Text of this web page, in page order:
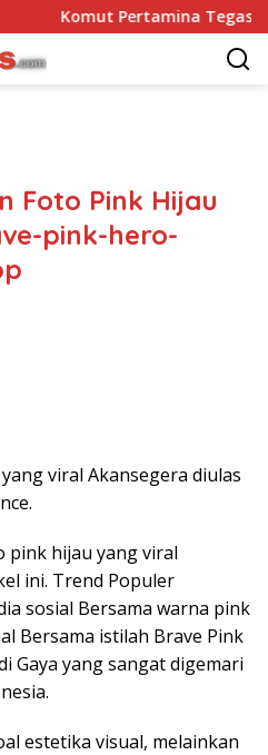
Komut Pertamina Tegaskan
Foto Pink Hijau
pink-hero-
viral Akansegera diulas
pink hijau yang viral
ini. Trend Populer
sosial Bersama warna pink
Bersama istilah Brave Pink
Gaya yang sangat digemari
estetika visual, melainkan